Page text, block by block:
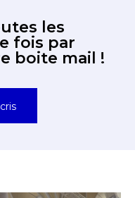
les
fois par
boite mail !